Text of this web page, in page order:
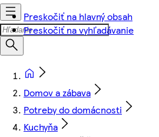
Preskočiť na hlavný obsah
Preskočiť na vyhľadávanie
Domov a zábava
Potreby do domácnosti
Kuchyňa